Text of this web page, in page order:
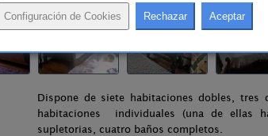
Dispone de siete habitaciones dobles,
habitaciones individuales (una de ellas
supletorias, cuatro baños completos.